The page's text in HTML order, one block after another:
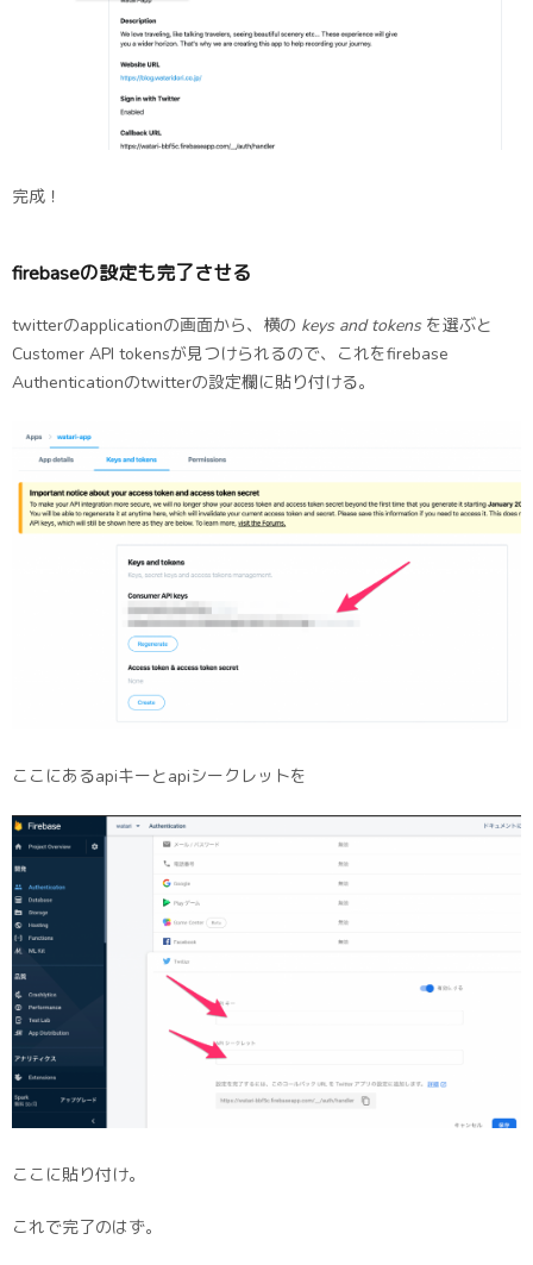
完成！
firebaseの設定も完了させる
twitterのapplicationの画面から、横の keys and tokensを選ぶと
Customer API tokensが見つけられるので、これをfirebase
Authenticationのtwitterの設定欄に貼り付ける。
ここにあるapiキーとapiシークレットを
ここに貼り付け。
これで完了のはず。